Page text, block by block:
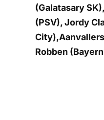
(Galatasary
(PSV), Jordy
City),Aanvallers
Robben